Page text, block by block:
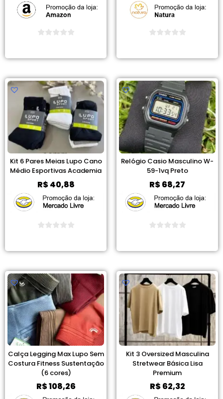
Kit 6 Pares Meias Lupo Cano
Médio Esportivas Academia
R$40,88
Relógio Casio Masculino W-
59-1vq Preto
R$68,27
Calça Legging Max Lupo Sem
Costura Fitness Sustentação
(6 cores)
R$108,26
Kit 3 Oversized Masculina
Stretwear Básica Lisa
Premium
R$62,32